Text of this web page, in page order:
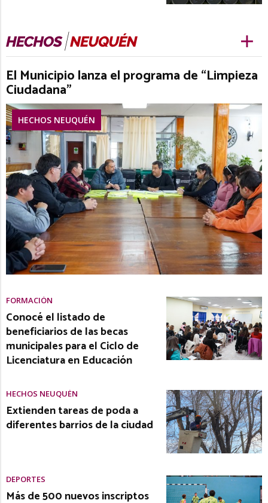
El Municipio lanza el programa de “Limpieza
Ciudadana”
HECHOS NEUQUÉN
FORMACIÓN
Conocé el listado de
beneficiarios de las becas
municipales para el Ciclo de
Licenciatura en Educación
HECHOS NEUQUÉN
Extienden tareas de poda a
diferentes barrios de la ciudad
DEPORTES
Más de 500 nuevos inscriptos